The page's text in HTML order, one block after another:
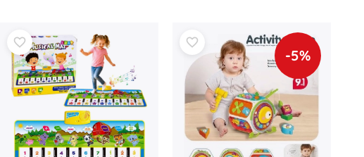
Schmuck
Handtaschen
Schmuckkästchen
-5%